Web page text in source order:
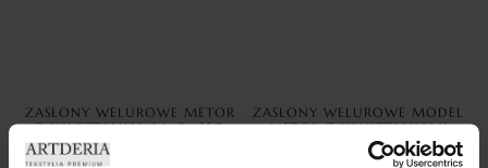
ZASŁONY WELUROWE METOR
Z KRYSZTAŁKAMI 140×250
SILVER ZASŁONY
DEKORACYJNE
ZASŁONY WELUROWE MODEL
METOR Z KRYSZTAŁKAMI
CYRKONIE 140×270 BABY
PINK